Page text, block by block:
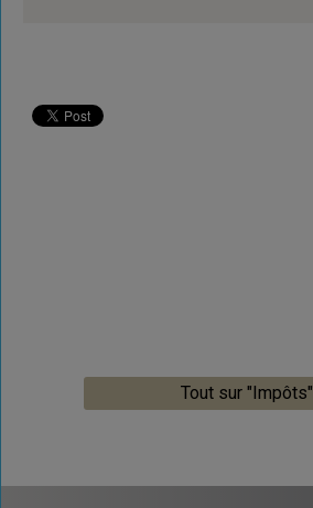
Tout sur "Impôts"